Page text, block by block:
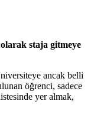
staja gitmeye
ancak belli
öğrenci, sadece
yer almak,